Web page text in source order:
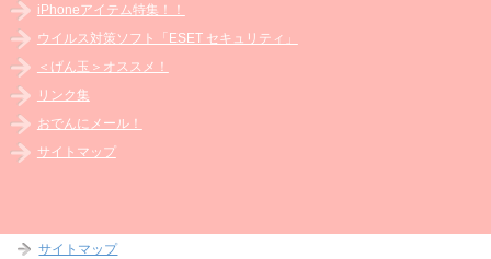
iPhoneアイテム特集！！
ウイルス対策ソフト「ESET セキュリティ」
＜げん玉＞オススメ！
リンク集
おでんにメール！
サイトマップ
サイトマップ